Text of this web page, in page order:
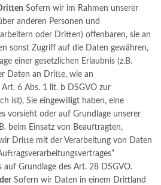
Sofern wir im Rahmen unserer
anderen Personen und
oder Dritten) offenbaren, sie an
sonst Zugriff auf die Daten gewähren,
einer gesetzlichen Erlaubnis (z.B.
Daten an Dritte, wie an
6 Abs. 1 lit. b DSGVO zur
ist), Sie eingewilligt haben, eine
vorsieht oder auf Grundlage unserer
beim Einsatz von Beauftragten,
Dritte mit der Verarbeitung von Daten
auf Grundlage des Art. 28 DSGVO.
Sofern wir Daten in einem Drittland